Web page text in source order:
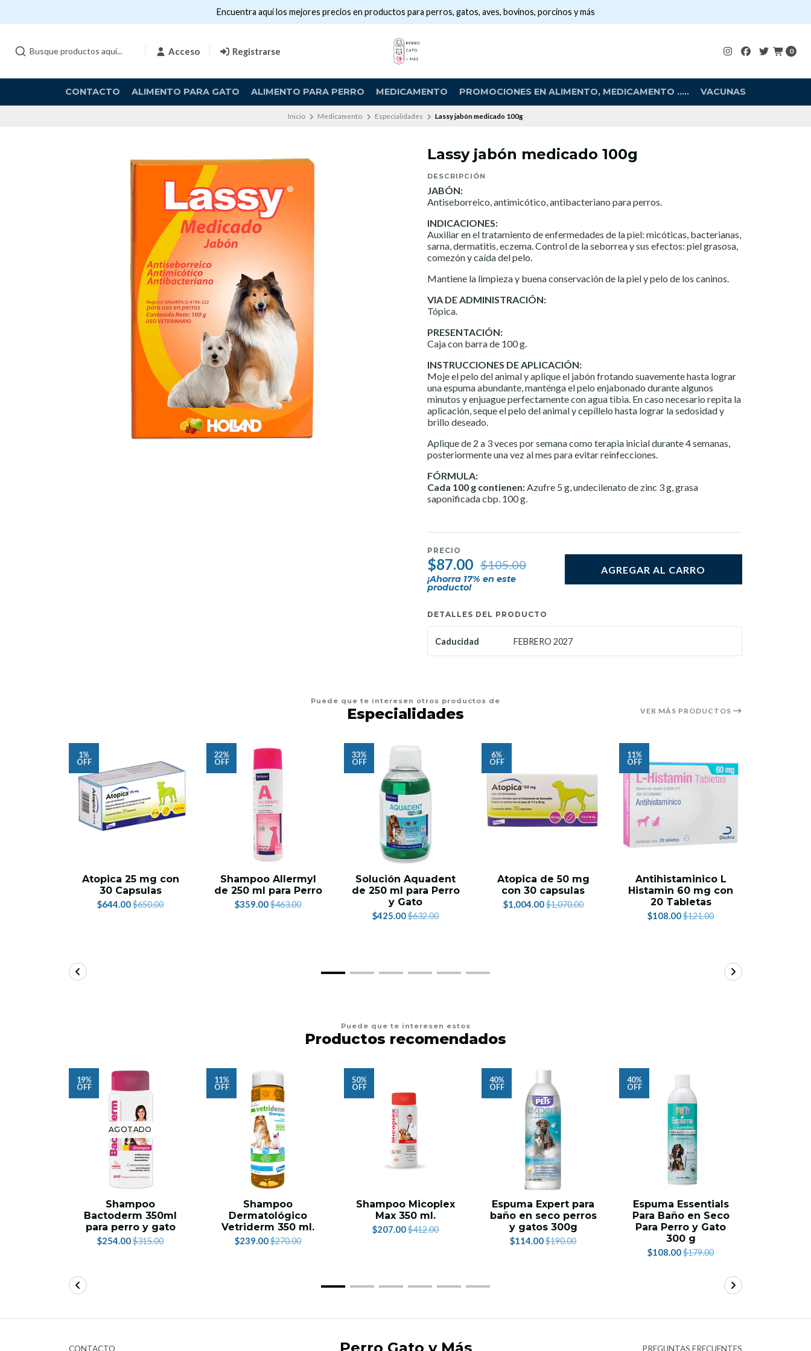
Acceso Registrarse 0
CONTACTO ALIMENTO PARA GATO ALIMENTO PARA PERRO MEDICAMENTO PROMOCIONES EN ALIMENTO, MEDICAMENTO ..... VACUNAS
Encuentra aquí los mejores precios en productos para perros, gatos, aves, bovinos, porcinos y más
Inicio Medicamento Especialidades Lassy jabón medicado 100g
Lassy jabón medicado 100g
DESCRIPCIÓN
JABÓN:
Antiseborreico, antimicótico, antibacteriano para perros.
INDICACIONES:
Auxiliar en el tratamiento de enfermedades de la piel: micóticas, bacterianas,
sarna, dermatitis, eczema. Control de la seborrea y sus efectos: piel grasosa,
comezón y caída del pelo.
Mantiene la limpieza y buena conservación de la piel y pelo de los caninos.
VIA DE ADMINISTRACIÓN:
Tópica.
PRESENTACIÓN:
Caja con barra de 100 g.
INSTRUCCIONES DE APLICACIÓN:
Moje el pelo del animal y aplique el jabón frotando suavemente hasta lograr
una espuma abundante, manténga el pelo enjabonado durante algunos
minutos y enjuague perfectamente con agua tibia. En caso necesario repita la
aplicación, seque el pelo del animal y cepíllelo hasta lograr la sedosidad y
brillo deseado.
Aplique de 2 a 3 veces por semana como terapia inicial durante 4 semanas,
posteriormente una vez al mes para evitar reinfecciones.
FÓRMULA:
Cada 100 g contienen:Azufre 5 g, undecilenato de zinc 3 g, grasa
saponificada cbp. 100 g.
PRECIO
$87.00 $105.00
¡Ahorra 17% en este
producto!
AGREGAR AL CARRO
DETALLES DEL PRODUCTO
Caducidad FEBRERO 2027
Puede que te interesen otros productos de
Especialidades VER MÁS PRODUCTOS
1%
OFF
Atopica 25 mg con
30 Capsulas
$644.00$650.00
22%
OFF
Shampoo Allermyl
de 250 ml para Perro
$359.00$463.00
33%
OFF
Solución Aquadent
de 250 ml para Perro
y Gato
$425.00$632.00
6%
OFF
Atopica de 50 mg
con 30 capsulas
$1,004.00$1,070.00
11%
OFF
Antihistaminico L
Histamin 60 mg con
20 Tabletas
$108.00$121.00
Puede que te interesen estos
Productos recomendados
19%
OFF
AGOTADO
Shampoo
Bactoderm 350ml
para perro y gato
$254.00$315.00
11%
OFF
Shampoo
Dermatológico
Vetriderm 350 ml.
$239.00$270.00
50%
OFF
Shampoo Micoplex
Max 350 ml.
$207.00$412.00
40%
OFF
Espuma Expert para
baño en seco perros
y gatos 300g
$114.00$190.00
40%
OFF
Espuma Essentials
Para Baño en Seco
Para Perro y Gato
300 g
$108.00$179.00
CONTACTO PREGUNTAS FRECUENTES